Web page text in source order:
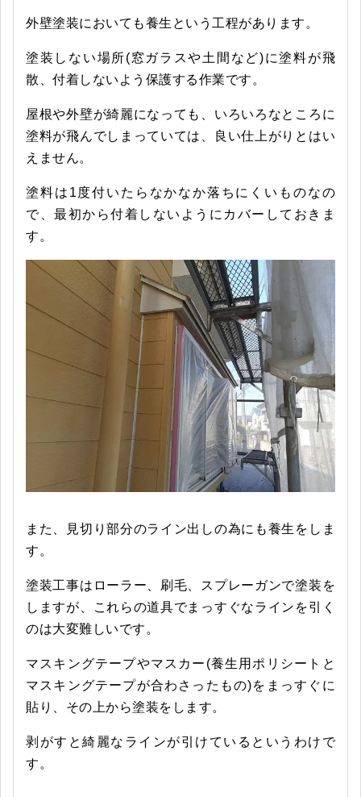
外壁塗装においても養生という工程があります。
塗装しない場所(窓ガラスや土間など)に塗料が飛
散、付着しないよう保護する作業です。
屋根や外壁が綺麗になっても、いろいろなところに
塗料が飛んでしまっていては、良い仕上がりとはい
えません。
塗料は1度付いたらなかなか落ちにくいものなの
で、最初から付着しないようにカバーしておきま
す。
また、見切り部分のライン出しの為にも養生をしま
す。
塗装工事はローラー、刷毛、スプレーガンで塗装を
しますが、これらの道具でまっすぐなラインを引く
のは大変難しいです。
マスキングテープやマスカー(養生用ポリシートと
マスキングテープが合わさったもの)をまっすぐに
貼り、その上から塗装をします。
剥がすと綺麗なラインが引けているというわけで
す。